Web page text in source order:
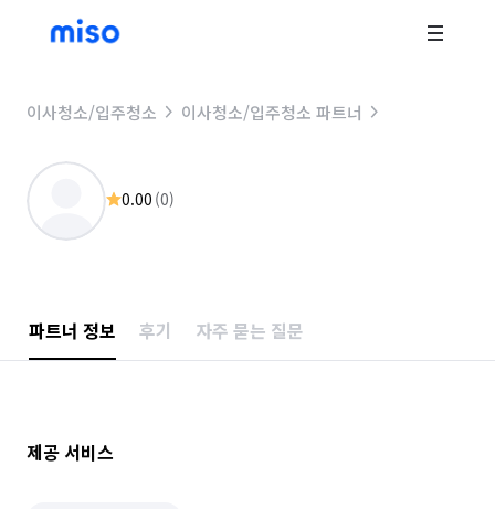
이사청소/입주청소 이사청소/입주청소 파트너
0.00 (0)
파트너 정보 후기 자주 묻는 질문
제공 서비스